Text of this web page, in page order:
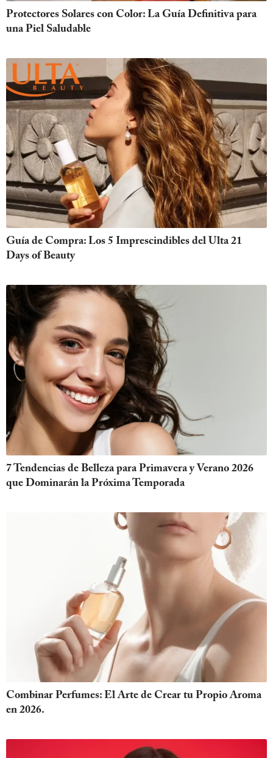
Protectores Solares con Color: La Guía Definitiva para
una Piel Saludable
Guía de Compra: Los 5 Imprescindibles del Ulta 21
Days of Beauty
7 Tendencias de Belleza para Primavera y Verano 2026
que Dominarán la Próxima Temporada
Combinar Perfumes: El Arte de Crear tu Propio Aroma
en 2026.